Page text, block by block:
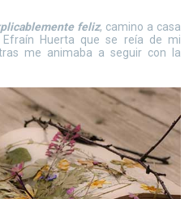
feliz, camino a casa
Huerta que se reía de mi
me animaba a seguir con la